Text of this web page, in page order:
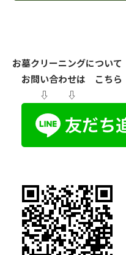
お墓クリーニングについて
お問い合わせは こちら
⇩ ⇩